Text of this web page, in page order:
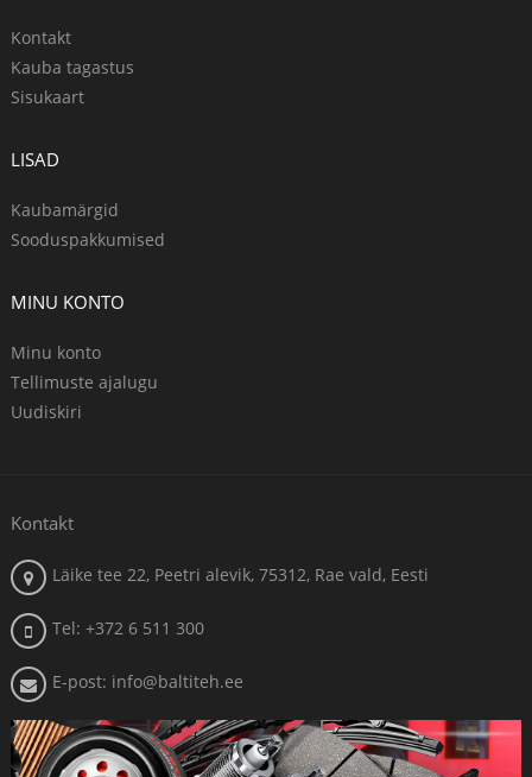
Kontakt
Kauba tagastus
Sisukaart
LISAD
Kaubamärgid
Sooduspakkumised
MINU KONTO
Minu konto
Tellimuste ajalugu
Uudiskiri
Kontakt
Läike tee 22, Peetri alevik, 75312, Rae vald, Eesti
Tel: +372 6 511 300
E-post: info@baltiteh.ee